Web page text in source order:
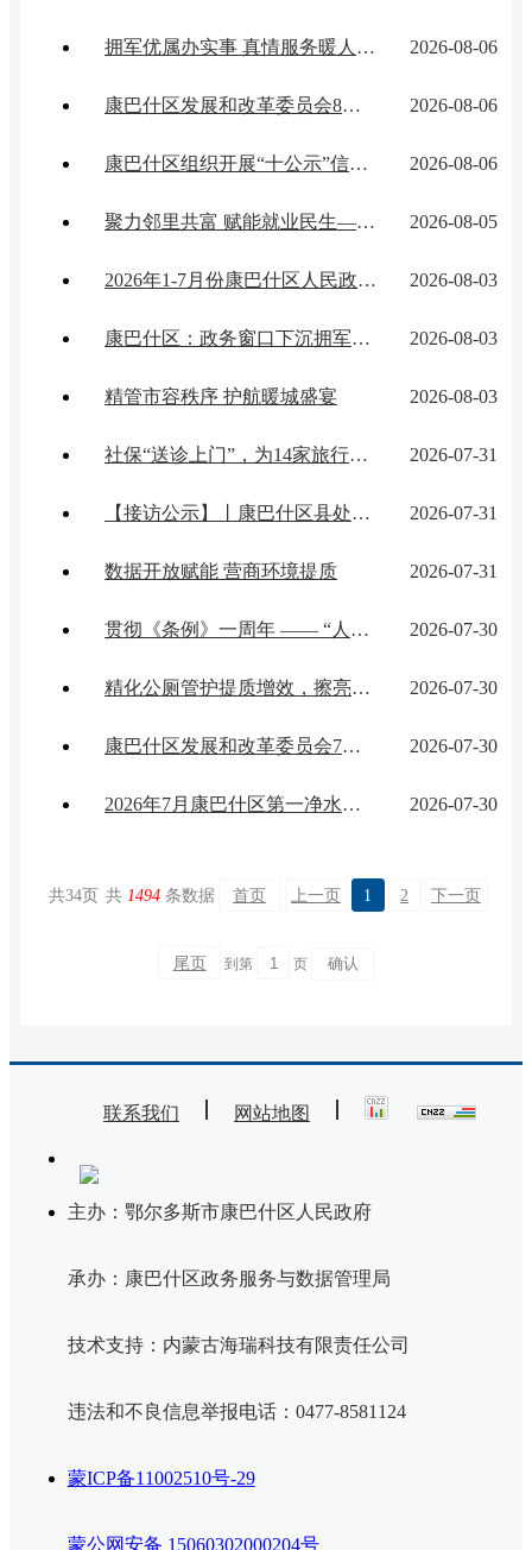
2026-08-06
拥军优属办实事 真情服务暖人心——康巴什区交通运输局贴心服务获军人家属致谢
2026-08-06
康巴什区发展和改革委员会8月5日粮油副食蔬菜价格监测情况
2026-08-06
康巴什区组织开展“十公示”信息归集报送暨信用修复工作线上培训会
2026-08-05
聚力邻里共富 赋能就业民生——区人力资源公共服务中心借力邻里文化节开展惠民就业服务
2026-08-03
2026年1-7月份康巴什区人民政府网站总访问量突破205万人次
2026-08-03
康巴什区：政务窗口下沉拥军集市 暖心服务传递暖城温度
2026-08-03
精管市容秩序 护航暖城盛宴
2026-07-31
社保“送诊上门”，为14家旅行社开出“用工良方”！
2026-07-31
【接访公示】丨康巴什区县处级领导干部接访公示
2026-07-31
数据开放赋能 营商环境提质
2026-07-30
贯彻《条例》一周年 —— “人社+法院”市区两级联动进项目，筑牢农民工“安薪防线”
2026-07-30
精化公厕管护提质增效，擦亮便民服务城市窗口
2026-07-30
康巴什区发展和改革委员会7月29日粮油副食蔬菜价格监测情况
2026-07-30
2026年7月康巴什区第一净水厂出厂水检测结果
共34页 共 1494条数据 首页 上一页 1 2 下一页
尾页 到第 页
联系我们 网站地图
主办：鄂尔多斯市康巴什区人民政府
承办：康巴什区政务服务与数据管理局
技术支持：内蒙古海瑞科技有限责任公司
违法和不良信息举报电话：0477-8581124
蒙ICP备11002510号-29
蒙公网安备 15060302000204号